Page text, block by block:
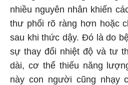
nhiều nguyên nhân khiến
thư phổi rõ ràng hơn hoặc
sau khi thức dậy. Đó là do
sự thay đổi nhiệt độ và tư
dài, cơ thể thiếu năng
này con người cũng nhạy